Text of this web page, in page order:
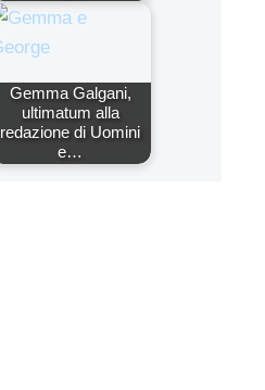
Gemma Galgani,
ultimatum alla
redazione di Uomini
e…